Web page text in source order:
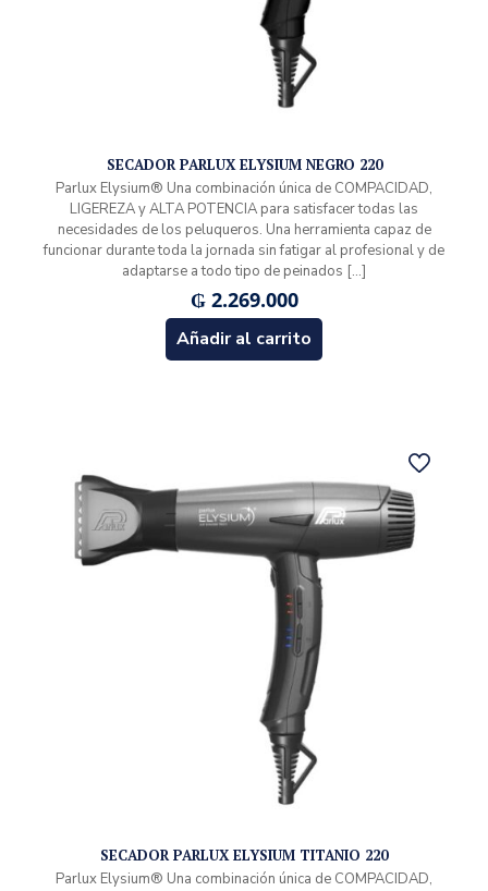
SECADOR PARLUX ELYSIUM NEGRO 220
Parlux Elysium® Una combinación única de COMPACIDAD,
LIGEREZA y ALTA POTENCIA para satisfacer todas las
necesidades de los peluqueros. Una herramienta capaz de
funcionar durante toda la jornada sin fatigar al profesional y de
adaptarse a todo tipo de peinados […]
₲2.269.000
Añadir al carrito
SECADOR PARLUX ELYSIUM TITANIO 220
Parlux Elysium® Una combinación única de COMPACIDAD,